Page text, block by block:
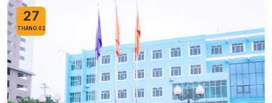
27
THÁNG 02